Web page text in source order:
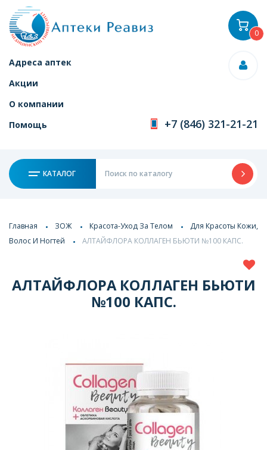
Адреса аптек
Акции
О компании
Помощь
+7 (846) 321-21-21
КАТАЛОГ
0
Главная ЗОЖ Красота-Уход За Телом
Для Красоты Кожи,
Волос И Ногтей
АЛТАЙФЛОРА КОЛЛАГЕН БЬЮТИ №100 КАПС.
АЛТАЙФЛОРА КОЛЛАГЕН БЬЮТИ
№100 КАПС.